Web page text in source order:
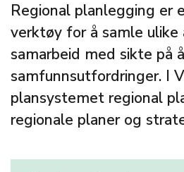
Regional planlegging
verktøy for å samle
samarbeid med sikte på
samfunnsutfordringer. I
plansystemet regional
regionale planer og